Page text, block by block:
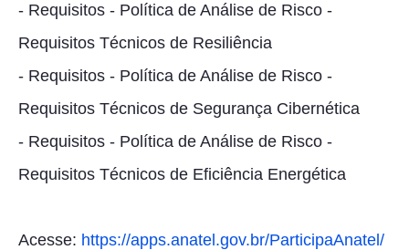
- Requisitos - Política de Análise de Risco -
Requisitos Técnicos de Resiliência
- Requisitos - Política de Análise de Risco -
Requisitos Técnicos de Segurança Cibernética
- Requisitos - Política de Análise de Risco -
Requisitos Técnicos de Eficiência Energética
Acesse: https://apps.anatel.gov.br/ParticipaAnatel/